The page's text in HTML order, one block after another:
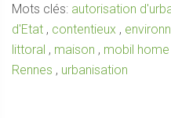
Mots clés: autorisation
d'Etat , contentieux ,
littoral , maison , mobil home
Rennes , urbanisation